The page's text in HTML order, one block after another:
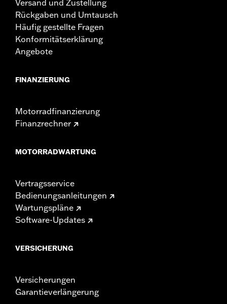
Versand und Zustellung
Rückgaben und Umtausch
Häufig gestellte Fragen
Konformitätserklärung
Angebote
FINANZIERUNG
Motorradfinanzierung
Finanzrechner
MOTORRADWARTUNG
Vertragsservice
Bedienungsanleitungen
Wartungspläne
Software-Updates
VERSICHERUNG
Versicherungen
Garantieverlängerung